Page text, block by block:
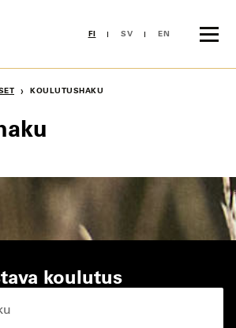
FI SV EN
› KOULUTUSHAKU
koulutus